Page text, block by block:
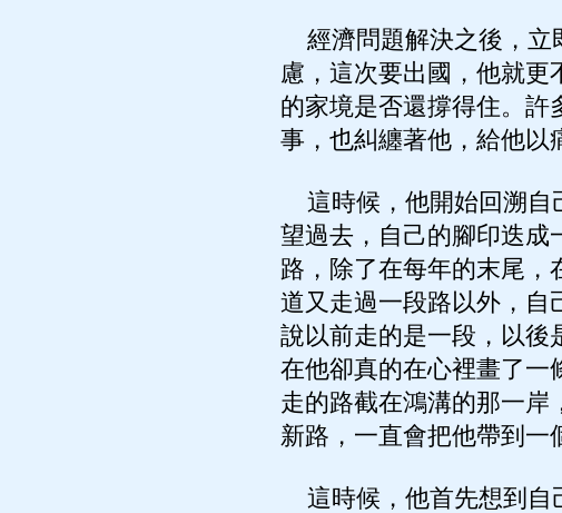
經濟問題解決之後，立
慮，這次要出國，他就更
的家境是否還撐得住。許
事，也糾纏著他，給他以
這時候，他開始回溯自
望過去，自己的腳印迭成
路，除了在每年的末尾，
道又走過一段路以外，自
說以前走的是一段，以後
在他卻真的在心裡畫了一
走的路截在鴻溝的那一岸
新路，一直會把他帶到一
這時候，他首先想到自